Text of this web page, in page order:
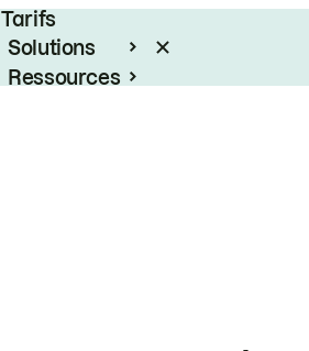
Tarifs
Solutions
Ressources